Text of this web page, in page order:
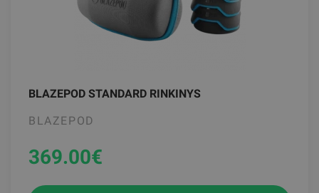
BLAZEPOD STANDARD RINKINYS
BLAZEPOD
369.00€